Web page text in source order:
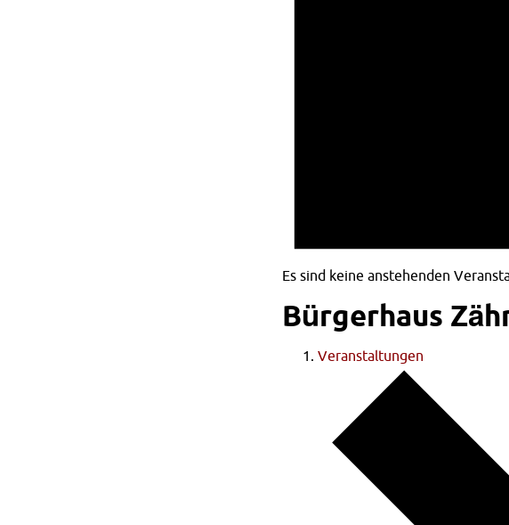
Es sind keine anstehenden
Bürgerhaus
Veranstaltungen